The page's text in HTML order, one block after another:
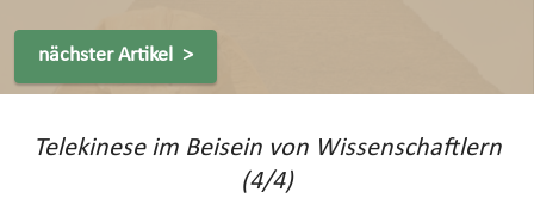
nächster Artikel >
Telekinese im Beisein von Wissenschaftlern
(4/4)